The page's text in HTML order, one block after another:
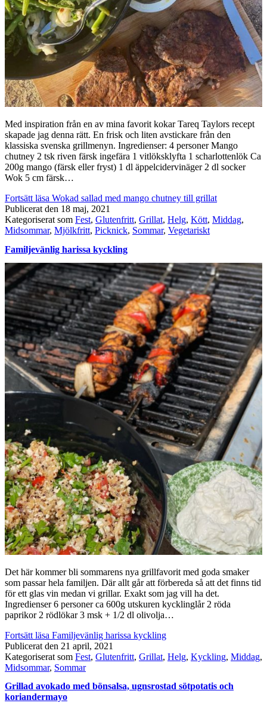
Med inspiration från en av mina favorit kokar Tareq Taylors recept
skapade jag denna rätt. En frisk och liten avstickare från den
klassiska svenska grillmenyn. Ingredienser: 4 personer Mango
chutney 2 tsk riven färsk ingefära 1 vitlöksklyfta 1 scharlottenlök Ca
200g mango (färsk eller fryst) 1 dl äppelcidervinäger 2 dl socker
Wok 5 cm färsk…
Fortsätt läsa Wokad sallad med mango chutney till grillat
Publicerat den 18 maj, 2021
Kategoriserat som Fest, Glutenfritt, Grillat, Helg, Kött, Middag,
Midsommar, Mjölkfritt, Picknick, Sommar, Vegetariskt
Familjevänlig harissa kyckling
Det här kommer bli sommarens nya grillfavorit med goda smaker
som passar hela familjen. Där allt går att förbereda så att det finns tid
för ett glas vin medan vi grillar. Exakt som jag vill ha det.
Ingredienser 6 personer ca 600g utskuren kycklinglår 2 röda
paprikor 2 rödlökar 3 msk + 1/2 dl olivolja…
Fortsätt läsa Familjevänlig harissa kyckling
Publicerat den 21 april, 2021
Kategoriserat som Fest, Glutenfritt, Grillat, Helg, Kyckling, Middag,
Midsommar, Sommar
Grillad avokado med bönsalsa, ugnsrostad sötpotatis och
koriandermayo